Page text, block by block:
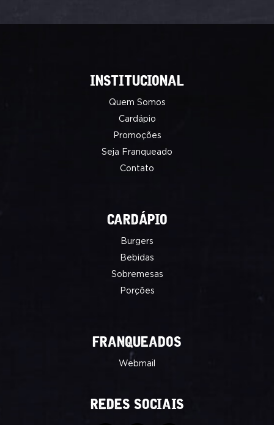
INSTITUCIONAL
Quem Somos
Cardápio
Promoções
Seja Franqueado
Contato
CARDÁPIO
Burgers
Bebidas
Sobremesas
Porções
FRANQUEADOS
Webmail
REDES SOCIAIS